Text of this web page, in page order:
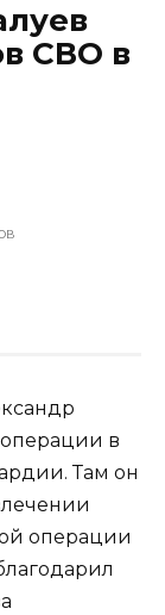
СВО в
в
Там он
операции